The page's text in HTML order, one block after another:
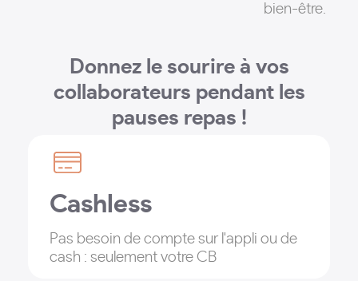
bien-être.
Donnez le sourire à vos
collaborateurs pendant les
pauses repas !
Cashless
Pas besoin de compte sur l'appli ou de
cash : seulement votre CB